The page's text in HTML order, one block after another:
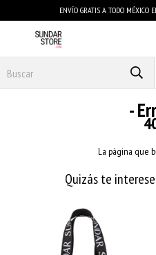
ENVÍO GRATIS A TODO MÉXICO
-
La página que
Quizás te